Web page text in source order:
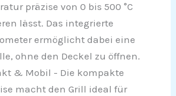
präzise von 0 bis 500 °C
lässt. Das integrierte
ermöglicht dabei eine
ohne den Deckel zu öffnen.
& Mobil - Die kompakte
macht den Grill ideal für